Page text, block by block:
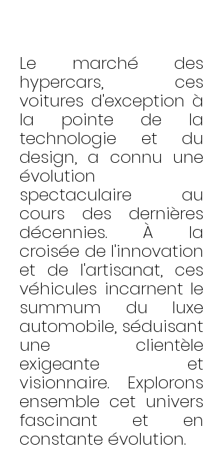
Le marché des
hypercars, ces
voitures d'exception à
la pointe de la
technologie et du
design, a connu une
évolution
spectaculaire au
cours des dernières
décennies. À la
croisée de l'innovation
et de l'artisanat, ces
véhicules incarnent le
summum du luxe
automobile, séduisant
une clientèle
exigeante et
visionnaire. Explorons
ensemble cet univers
fascinant et en
constante évolution.